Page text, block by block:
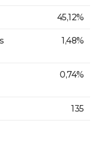
45,12%
1,48%
0,74%
135